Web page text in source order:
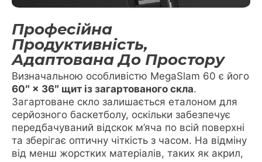
Професійна
Продуктивність,
Адаптована До Простору
Визначальною особливістю MegaSlam 60 є його
60″ × 36″ щит із загартованого скла.
Загартоване скло залишається еталоном для
серйозного баскетболу, оскільки забезпечує
передбачуваний відскок м’яча по всій поверхні
та зберігає оптичну чіткість з часом. На відміну
від менш жорстких матеріалів, таких як акрил,